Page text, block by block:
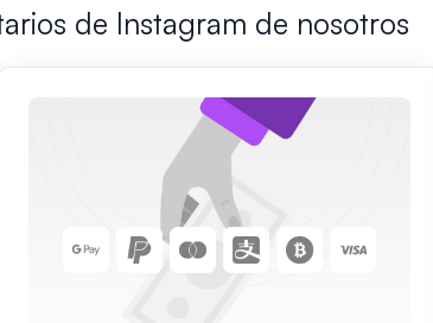
de Instagram de nosotros